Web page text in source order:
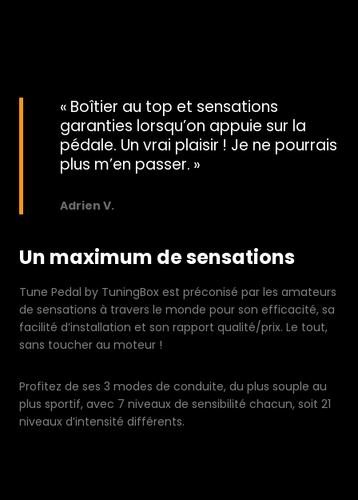
Un maximum de sensations
Tune Pedal by TuningBox est préconisé par les amateurs
de sensations à travers le monde pour son efficacité, sa
facilité d’installation et son rapport qualité/prix. Le tout,
sans toucher au moteur !
Profitez de ses 3 modes de conduite, du plus souple au
plus sportif, avec 7 niveaux de sensibilité chacun, soit 21
niveaux d’intensité différents.
« Boîtier au top et sensations
garanties lorsqu’on appuie sur la
pédale. Un vrai plaisir ! Je ne pourrais
plus m’en passer. »
Adrien V.